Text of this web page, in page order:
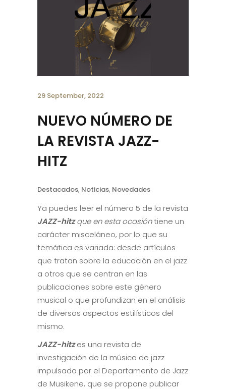
29 September, 2022
NUEVO NÚMERO DE
LA REVISTA JAZZ-
HITZ
Destacados, Noticias, Novedades
Ya puedes leer el número 5 de la revista
JAZZ-hitzque en esta ocasióntiene un
carácter misceláneo, por lo que su
temática es variada: desde artículos
que tratan sobre la educación en el jazz
a otros que se centran en las
publicaciones sobre este género
musical o que profundizan en el análisis
de diversos aspectos estilísticos del
mismo.
JAZZ-hitzes una revista de
investigación de la música de jazz
impulsada por el Departamento de Jazz
de Musikene, que se propone publicar